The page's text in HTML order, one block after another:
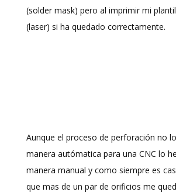
(solder mask) pero al imprimir mi
(laser) si ha quedado correctamente.
Aunque el proceso de perforación no
manera autómatica para una CNC lo
manera manual y como siempre es
que mas de un par de orificios me